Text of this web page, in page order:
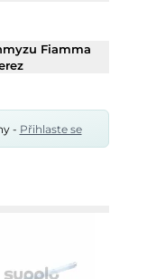
Fiamma
- Přihlaste se